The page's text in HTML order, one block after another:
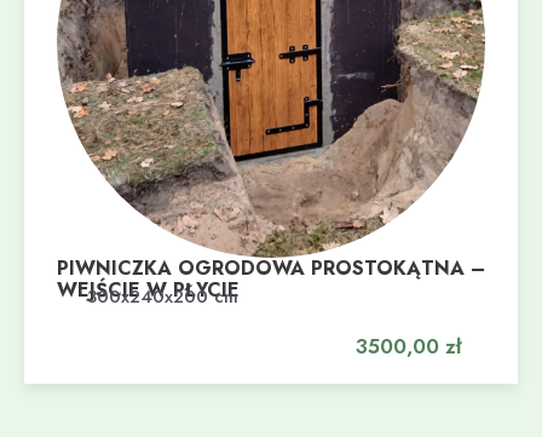
PIWNICZKA OGRODOWA PROSTOKĄTNA –
WEJŚCIE W PŁYCIE
300x240x200 cm
3500,00 zł
Dodaj do koszyka